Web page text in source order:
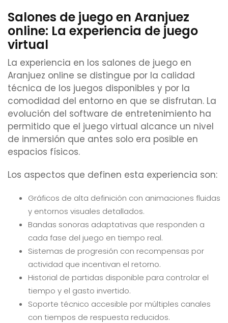
Salones de juego en Aranjuez
online: La experiencia de juego
virtual
La experiencia en los salones de juego en
Aranjuez online se distingue por la calidad
técnica de los juegos disponibles y por la
comodidad del entorno en que se disfrutan. La
evolución del software de entretenimiento ha
permitido que el juego virtual alcance un nivel
de inmersión que antes solo era posible en
espacios físicos.
Los aspectos que definen esta experiencia son:
Gráficos de alta definición con animaciones fluidas
y entornos visuales detallados.
Bandas sonoras adaptativas que responden a
cada fase del juego en tiempo real.
Sistemas de progresión con recompensas por
actividad que incentivan el retorno.
Historial de partidas disponible para controlar el
tiempo y el gasto invertido.
Soporte técnico accesible por múltiples canales
con tiempos de respuesta reducidos.